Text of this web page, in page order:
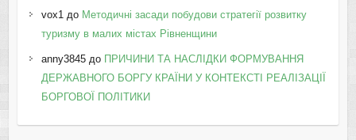
vox1до Методичні засади побудови стратегії розвитку
туризму в малих містах Рівненщини
anny3845до ПРИЧИНИ ТА НАСЛІДКИ ФОРМУВАННЯ
ДЕРЖАВНОГО БОРГУ КРАЇНИ У КОНТЕКСТІ РЕАЛІЗАЦІЇ
БОРГОВОЇ ПОЛІТИКИ